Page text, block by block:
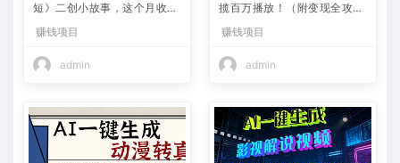
短》二创小故事，这个月收益
2w+
赚钱项目
admin
揽百万播放！（附变现全攻
略）
赚钱项目
admin